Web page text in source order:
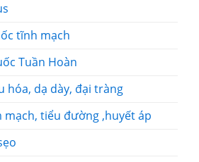
tĩnh mạch
Tuần Hoàn
hóa, dạ dày, đại tràng
mạch, tiểu đường ,huyết áp